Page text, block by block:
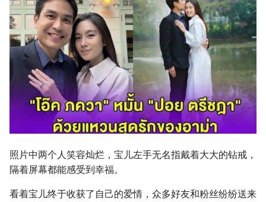
照片中两个人笑容灿烂，宝儿左手无名指戴着大大的钻戒，
隔着屏幕都能感受到幸福。
看着宝儿终于收获了自己的爱情，众多好友和粉丝纷纷送来